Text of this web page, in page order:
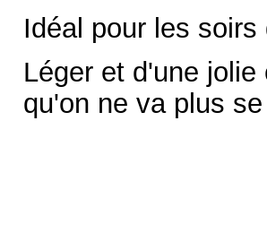
Idéal pour les
Léger et d'une
qu'on ne va plus